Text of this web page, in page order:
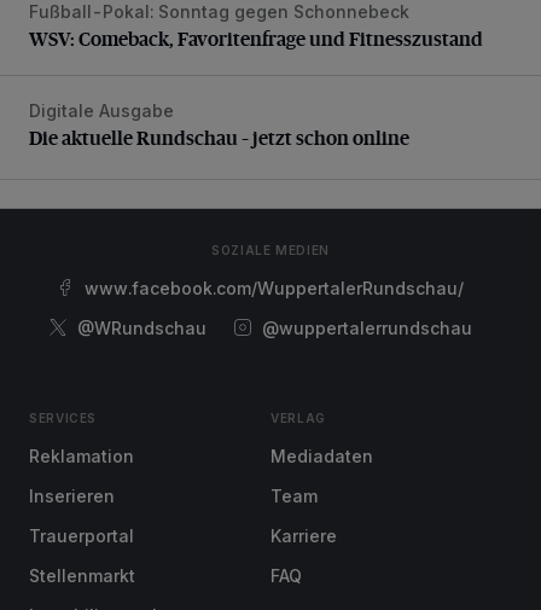
WSV: Comeback, Favoritenfrage und Fitnesszustand
Fußball-Pokal: Sonntag gegen Schonnebeck
WSV: Comeback, Favoritenfrage und Fitnesszustand
Die aktuelle Rundschau – jetzt schon online
Digitale Ausgabe
Die aktuelle Rundschau – jetzt schon online
SOZIALE MEDIEN
www.facebook.com/WuppertalerRundschau/
@WRundschau
@wuppertalerrundschau
SERVICES
Reklamation
Inserieren
Trauerportal
Stellenmarkt
VERLAG
Mediadaten
Team
Karriere
FAQ